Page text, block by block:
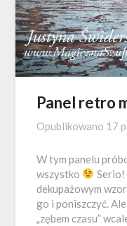
Panel retro
Opublikowano 17
W tym panelu
wszystko
Serio!
dekupażowym
go i poniszczyć.
„zębem czasu”